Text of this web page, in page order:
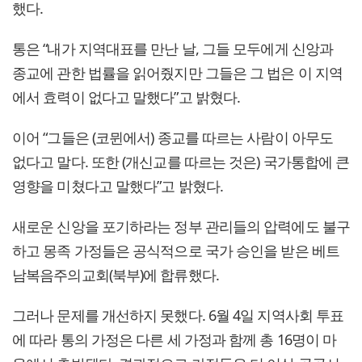
했다.
통은 “내가 지역대표를 만난 날, 그들 모두에게 신앙과
종교에 관한 법률을 읽어줬지만 그들은 그 법은 이 지역
에서 효력이 없다고 말했다”고 밝혔다.
이어 “그들은 (코뮌에서) 종교를 따르는 사람이 아무도
없다고 말다. 또한 (개신교를 따르는 것은) 국가통합에 큰
영향을 미쳤다고 말했다”고 밝혔다.
새로운 신앙을 포기하라는 정부 관리들의 압력에도 불구
하고 몽족 가정들은 공식적으로 국가 승인을 받은 베트
남복음주의교회(북부)에 합류했다.
그러나 문제를 개선하지 못했다. 6월 4일 지역사회 투표
에 따라 통의 가정은 다른 세 가정과 함께 총 16명이 마